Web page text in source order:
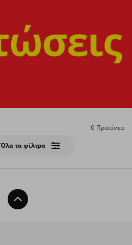
Όλα τα φίλτρα
0 Προϊόντα
Back To Top